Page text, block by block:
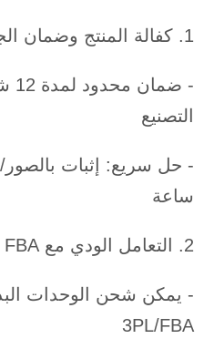
1. كفالة المنتج وضمان الجودة
-
التصنيع
ساعة
2. التعامل الودي مع FBA والتجارة الإلكترونية
- يمكن شحن الوحدات
3PL/FBA